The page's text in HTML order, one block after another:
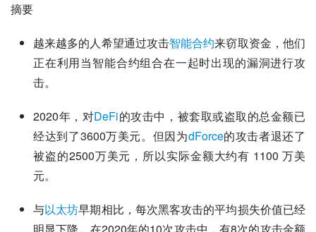
摘要
越来越多的人希望通过攻击智能合约来窃取资金，他们
正在利用当智能合约组合在一起时出现的漏洞进行攻
击。
2020年，对DeFi的攻击中，被套取或盗取的总金额已
经达到了3600万美元。但因为dForce的攻击者退还了
被盗的2500万美元，所以实际金额大约有 1100 万美
元。
与以太坊早期相比，每次黑客攻击的平均损失价值已经